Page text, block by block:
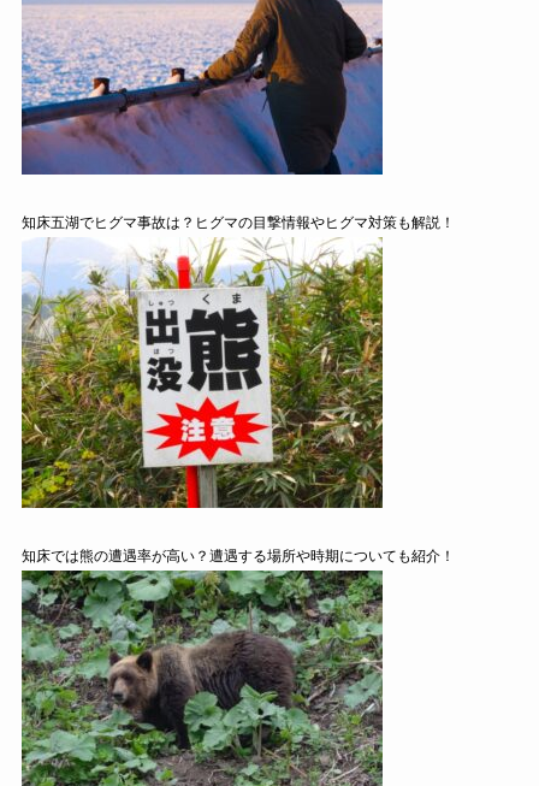
知床五湖でヒグマ事故は？ヒグマの目撃情報やヒグマ対策も解説！
知床では熊の遭遇率が高い？遭遇する場所や時期についても紹介！